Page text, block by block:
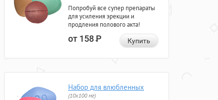
Попробуй все супер препараты
для усиления эрекции и
продления полового акта!
от 158Р Купить
Набор для влюбленных
(10х100 мг)